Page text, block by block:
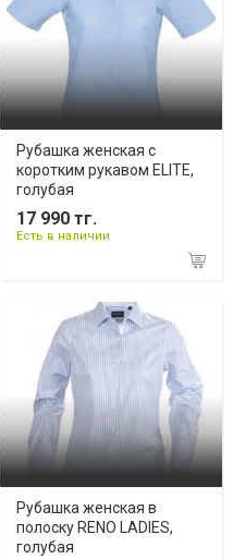
Рубашка женская с
коротким рукавом ELITE,
голубая
17 990 тг.
Есть в наличии
Рубашка женская в
полоску RENO LADIES,
голубая